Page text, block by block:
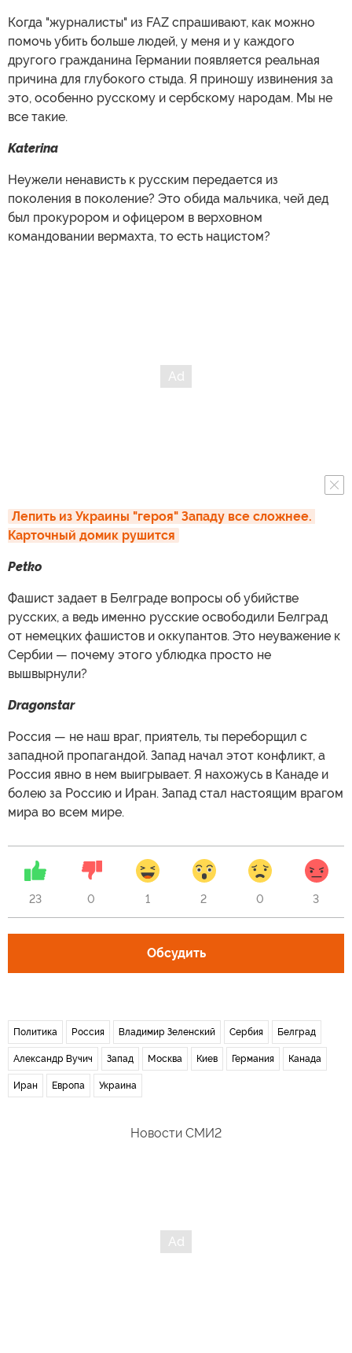
Когда "журналисты" из FAZ спрашивают, как можно
помочь убить больше людей, у меня и у каждого
другого гражданина Германии появляется реальная
причина для глубокого стыда. Я приношу извинения за
это, особенно русскому и сербскому народам. Мы не
все такие.
Katerina
Неужели ненависть к русским передается из
поколения в поколение? Это обида мальчика, чей дед
был прокурором и офицером в верховном
командовании вермахта, то есть нацистом?
Лепить из Украины "героя" Западу все сложнее.
Карточный домик рушится
Petko
Фашист задает в Белграде вопросы об убийстве
русских, а ведь именно русские освободили Белград
от немецких фашистов и оккупантов. Это неуважение к
Сербии — почему этого ублюдка просто не
вышвырнули?
Dragonstar
Россия — не наш враг, приятель, ты переборщил с
западной пропагандой. Запад начал этот конфликт, а
Россия явно в нем выигрывает. Я нахожусь в Канаде и
болею за Россию и Иран. Запад стал настоящим врагом
мира во всем мире.
23 0 1 2 0 3
Обсудить
Политика Россия Владимир Зеленский Сербия Белград
Александр Вучич Запад Москва Киев Германия Канада
Иран Европа Украина
Новости СМИ2